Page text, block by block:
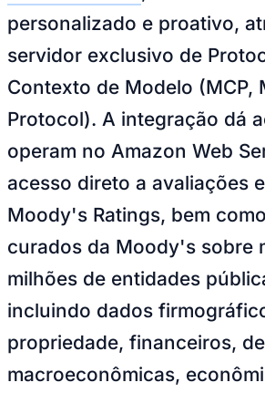
do CondeVila Engenho Novo
EscadaVila PortoVotupoca
Para Sua Empresa
Guia de Empresas
Publicidade Legal
Negócios Regionais
Segurança Regional
Parques & Represas
Cidades da Região
Carapicuíba
do Bom JesusAraçariguamaCajamarCaieiras
Taboão da Serra
Para Sua Empresa
Anuncie Regional
Vagas na RegiãoNovo
personalizado e proativo,
servidor exclusivo de
Contexto de Modelo (MCP,
Protocol). A integração dá
operam no Amazon Web
acesso direto a avaliações
Moody's Ratings, bem
curados da Moody's sobre
milhões de entidades
incluindo dados
propriedade, financeiros,
macroeconômicas,